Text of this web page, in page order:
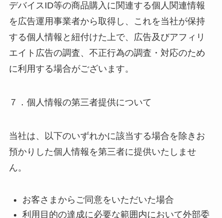
デバイスID等の商品購入に関連する個人関連情報
を広告運用事業者から取得し、これを当社が保持
する個人情報と紐付けた上で、広告及びアフィリ
エイト広告の調査、不正行為の調査・対応のため
に利用する場合がございます。
７．個人情報の第三者提供について
当社は、以下のいずれかに該当する場合を除きお
預かりした個人情報を第三者に提供いたしませ
ん。
お客さまからご同意をいただいた場合
利用目的の達成に必要な範囲内において外部委